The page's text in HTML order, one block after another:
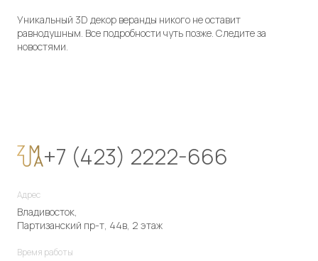
Уникальный 3D декор веранды никого не оставит
равнодушным. Все подробности чуть позже. Следите за
новостями.
+7 (423) 2222-666
Адрес
Владивосток,
Партизанский пр-т, 44в, 2 этаж
Время работы